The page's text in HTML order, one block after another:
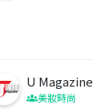
U Magazine
美妝時尚